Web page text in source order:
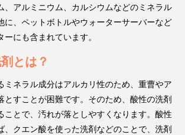
、アルミニウム、カルシウムなどのミネラル
に、ペットボトルやウォーターサーバーなど
にも含まれています。
とは？
ミネラル成分はアルカリ性のため、重曹やア
とすことが困難です。そのため、酸性の洗剤
ことで、汚れが落としやすくなります。酸性
、クエン酸を使った洗剤などのことで、洗剤